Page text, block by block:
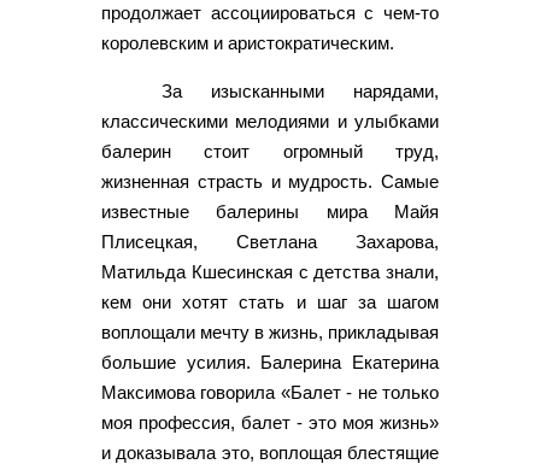
продолжает ассоциироваться с чем-то
королевским и аристократическим.
За изысканными нарядами,
классическими мелодиями и улыбками
балерин стоит огромный труд,
жизненная страсть и мудрость. Самые
известные балерины мира Майя
Плисецкая, Светлана Захарова,
Матильда Кшесинская с детства знали,
кем они хотят стать и шаг за шагом
воплощали мечту в жизнь, прикладывая
большие усилия. Балерина Екатерина
Максимова говорила «Балет - не только
моя профессия, балет - это моя жизнь»
и доказывала это, воплощая блестящие